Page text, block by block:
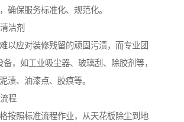
确保服务标准化、规范化。
洁剂
以应对装修残留的顽固污渍，而专业团
备，如工业吸尘器、玻璃刮、除胶剂等，
渍、油漆点、胶痕等。
程
按照标准流程作业，从天花板除尘到地